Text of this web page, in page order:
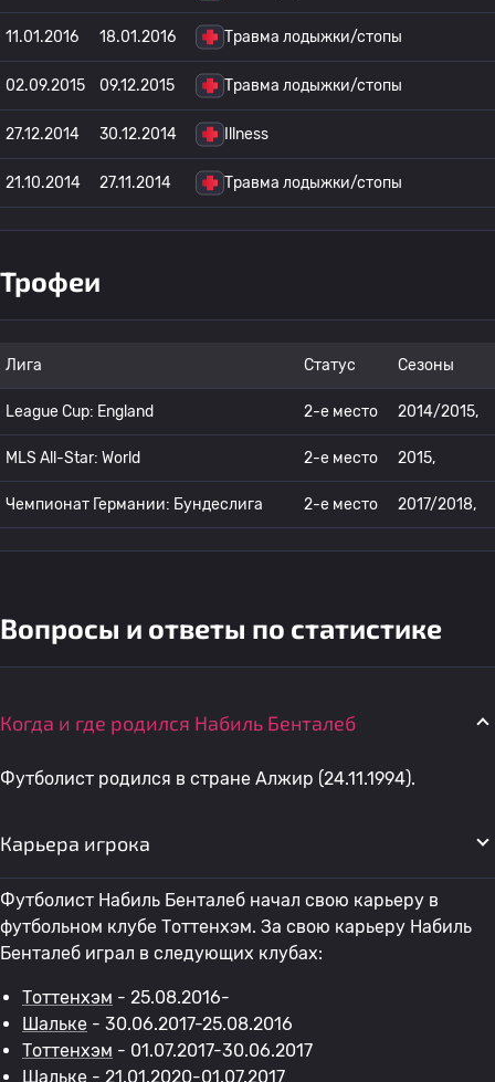
11.01.2016 18.01.2016 Травма лодыжки/стопы
02.09.2015 09.12.2015 Травма лодыжки/стопы
27.12.2014 30.12.2014 Illness
21.10.2014 27.11.2014 Травма лодыжки/стопы
Трофеи
Лига Статус Сезоны
League Cup: England 2-е место 2014/2015,
MLS All-Star: World 2-е место 2015,
Чемпионат Германии: Бундеслига 2-е место 2017/2018,
Вопросы и ответы по статистике
Когда и где родился Набиль Бенталеб
Футболист родился в стране Алжир (24.11.1994).
Карьера игрока
Футболист Набиль Бенталеб начал свою карьеру в
футбольном клубе Тоттенхэм. За свою карьеру Набиль
Бенталеб играл в следующих клубах:
Тоттенхэм - 25.08.2016-
Шальке - 30.06.2017-25.08.2016
Тоттенхэм - 01.07.2017-30.06.2017
Шальке - 21.01.2020-01.07.2017